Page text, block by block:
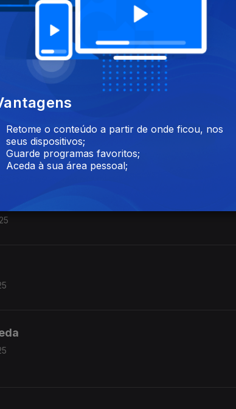
ofereceu
Piaf
Retome o conteúdo a partir de onde ficou, nos
seus dispositivos;
Guarde programas favoritos;
Aceda à sua área pessoal;